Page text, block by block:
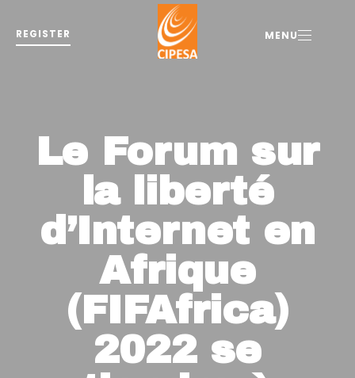
MENU
REGISTER
Le Forum sur
la liberté
d’Internet en
Afrique
(FIFAfrica)
2022 se